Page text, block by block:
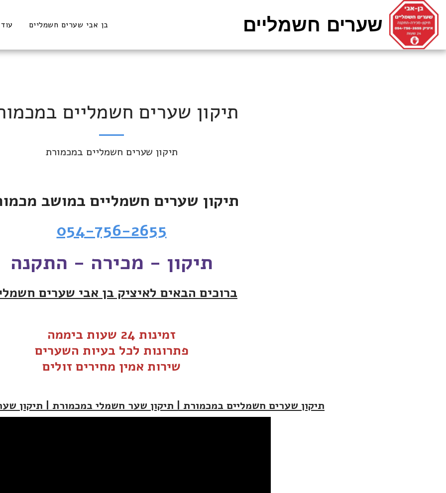
שערים חשמליים בן אבי שערים חשמליים עוד
תיקון שערים חשמליים
תיקון שערים חשמליים במכמורת
תיקון שערים חשמליים במושב
054-756-2655
תיקון - מכירה - התקנה
ברוכים הבאים לאיציק בן אבי שערים
זמינות 24 שעות ביממה
פתרונות לכל בעיות השערים
שירות אמין מחירים זולים
תיקון שערים חשמליים במכמורת | תיקון שער חשמלי במכמורת | תיקון